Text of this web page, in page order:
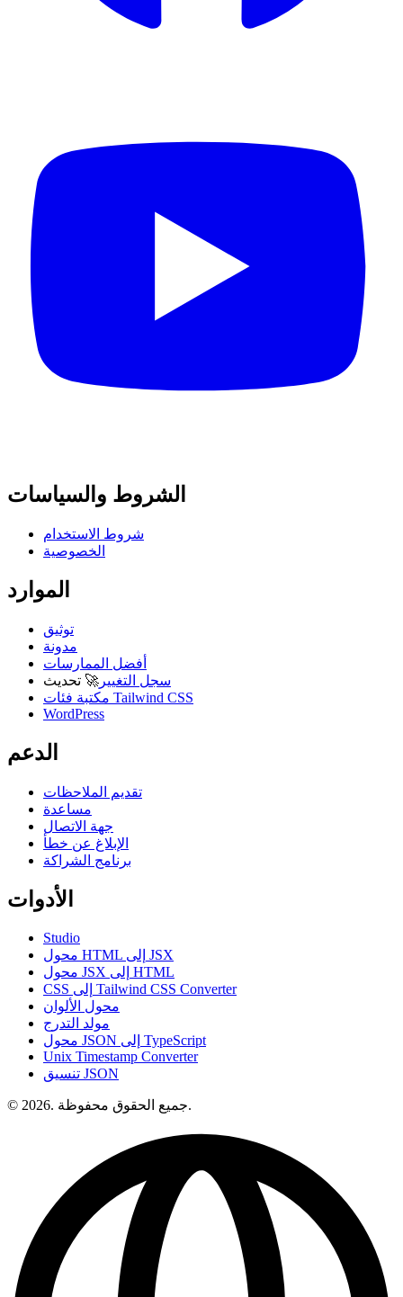
الشروط والسياسات
شروط الاستخدام
الخصوصية
الموارد
توثيق
مدونة
أفضل الممارسات
سجل التغيير 🚀 تحديث
مكتبة فئات Tailwind CSS
WordPress
الدعم
تقديم الملاحظات
مساعدة
جهة الاتصال
الإبلاغ عن خطأ
برنامج الشراكة
الأدوات
Studio
محول HTML إلى JSX
محول JSX إلى HTML
CSS إلى Tailwind CSS Converter
محول الألوان
مولد التدرج
محول JSON إلى TypeScript
Unix Timestamp Converter
تنسيق JSON
© 2026. جميع الحقوق محفوظة.